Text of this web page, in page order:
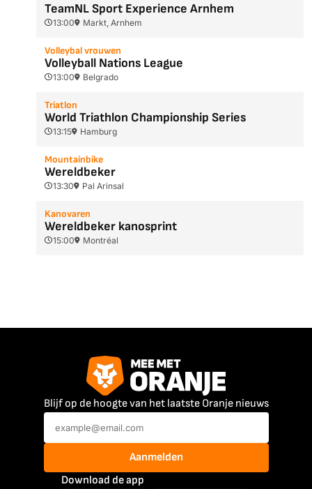
TeamNL Sport Experience Arnhem
13:00 Markt, Arnhem
Volleybal vrouwen
Volleyball Nations League
13:00 Belgrado
Triatlon
World Triathlon Championship Series
13:15 Hamburg
Mountainbike
Wereldbeker
13:30 Pal Arinsal
Kanovaren
Wereldbeker kanosprint
15:00 Montréal
Blijf op de hoogte van het laatste Oranje nieuws
Aanmelden
Download de app